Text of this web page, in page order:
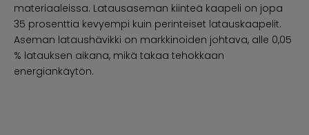
materiaaleissa. Latausaseman kiinteä kaapeli on jopa
35 prosenttia kevyempi kuin perinteiset latauskaapelit.
Aseman lataushävikki on markkinoiden johtava, alle 0,05
% latauksen aikana, mikä takaa tehokkaan
energiankäytön.